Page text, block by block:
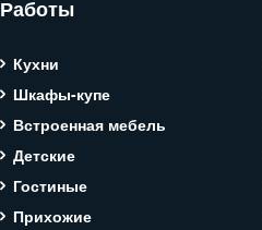
Работы
Кухни
Шкафы-купе
Встроенная мебель
Детские
Гостиные
Прихожие